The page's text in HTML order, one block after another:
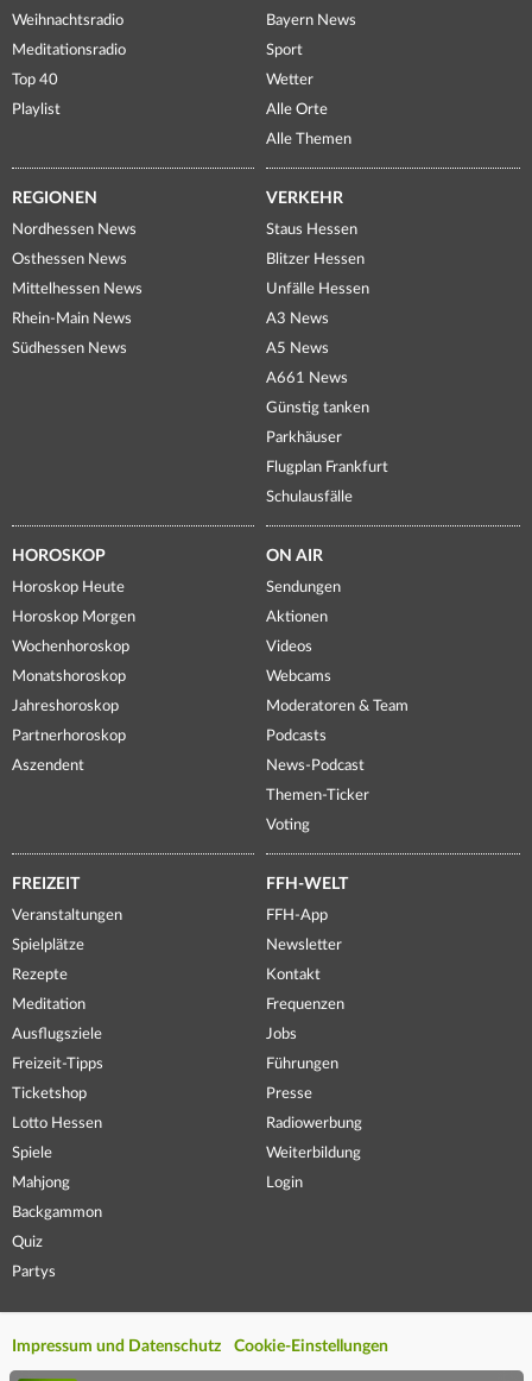
Weihnachtsradio
Meditationsradio
Top 40
Playlist
Bayern News
Sport
Wetter
Alle Orte
Alle Themen
REGIONEN
Nordhessen News
Osthessen News
Mittelhessen News
Rhein-Main News
Südhessen News
VERKEHR
Staus Hessen
Blitzer Hessen
Unfälle Hessen
A3 News
A5 News
A661 News
Günstig tanken
Parkhäuser
Flugplan Frankfurt
Schulausfälle
HOROSKOP
Horoskop Heute
Horoskop Morgen
Wochenhoroskop
Monatshoroskop
Jahreshoroskop
Partnerhoroskop
Aszendent
ON AIR
Sendungen
Aktionen
Videos
Webcams
Moderatoren & Team
Podcasts
News-Podcast
Themen-Ticker
Voting
FREIZEIT
Veranstaltungen
Spielplätze
Rezepte
Meditation
Ausflugsziele
Freizeit-Tipps
Ticketshop
Lotto Hessen
Spiele
Mahjong
Backgammon
Quiz
Partys
FFH-WELT
FFH-App
Newsletter
Kontakt
Frequenzen
Jobs
Führungen
Presse
Radiowerbung
Weiterbildung
Login
Impressum und Datenschutz Cookie-Einstellungen